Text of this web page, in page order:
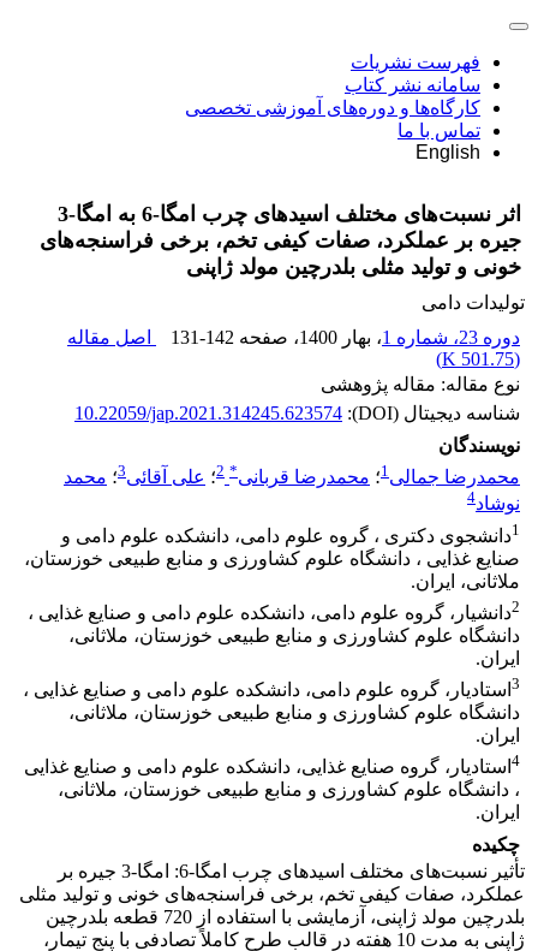
فهرست نشریات
سامانه نشر کتاب
کارگاه‌ها و دوره‌های آموزشی تخصصی
تماس با ما
English
اثر نسبت‌های مختلف اسیدهای چرب امگا-6 به امگا-3
جیره بر عملکرد، صفات کیفی تخم، برخی فراسنجه‌های
خونی و تولید مثلی بلدرچین مولد ژاپنی
تولیدات دامی
دوره 23، شماره 1
، بهار 1400 ، صفحه 131-142
اصل مقاله
(
501.75 K
)
نوع مقاله: مقاله پژوهشی
شناسه دیجیتال (DOI):
10.22059/jap.2021.314245.623574
نویسندگان
محمدرضا جمالی1؛ محمدرضا قربانی*
2؛ علی آقائی3؛ محمد
نوشاد4
1دانشجوی دکتری ، گروه علوم دامی، دانشکده علوم دامی و
صنایع غذایی ، دانشگاه علوم کشاورزی و منابع طبیعی خوزستان،
ملاثانی، ایران.
2دانشیار، گروه علوم دامی، دانشکده علوم دامی و صنایع غذایی ،
دانشگاه علوم کشاورزی و منابع طبیعی خوزستان، ملاثانی،
ایران.
3 استادیار، گروه علوم دامی، دانشکده علوم دامی و صنایع غذایی ،
دانشگاه علوم کشاورزی و منابع طبیعی خوزستان، ملاثانی،
ایران.
4 استادیار، گروه صنایع غذایی، دانشکده علوم دامی و صنایع غذایی
، دانشگاه علوم کشاورزی و منابع طبیعی خوزستان، ملاثانی،
ایران.
چکیده
تأثیر نسبت‌های مختلف اسیدهای چرب امگا-6: امگا-3 جیره بر
عملکرد، صفات کیفی تخم، برخی فراسنجه‌های خونی و تولید مثلی
بلدرچین مولد ژاپنی، آزمایشی با استفاده از 720 قطعه بلدرچین
ژاپنی به مدت 10 هفته در قالب طرح کاملاً تصادفی با پنج تیمار،